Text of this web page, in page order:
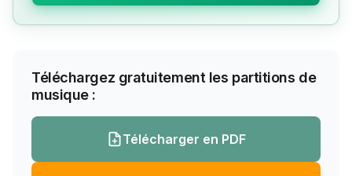
Téléchargez gratuitement les partitions de
musique :
Télécharger en PDF